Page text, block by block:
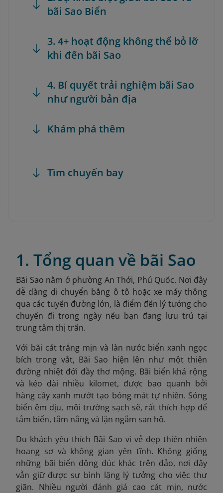
bãi Sao Biển
3. 4+ hoạt động không thể bỏ lỡ
khi đến bãi Sao
4. Bí quyết trải nghiệm bãi Sao
như người bản địa
Khám phá thêm
Tìm chuyến bay
1. Tổng quan về bãi Sao
Bãi Sao nằm ở phường An Thới, Phú Quốc. Nơi đây
dễ dàng di chuyển bằng ô tô hoặc xe máy thông
qua các tuyến đường lớn, là điểm đến lý tưởng cho
chuyến đi trong ngày nếu bạn đang lưu trú tại
trung tâm thị trấn.
Với bãi cát trắng mịn và làn nước biển xanh ngọc
bích trong vắt, Bãi Sao hiện lên như một thiên
đường nhiệt đới đầy thơ mộng. Bãi biển khá rộng
và kéo dài nhiều kilomet, được bao quanh bởi
hàng cây xanh mướt tạo bóng mát tự nhiên. Sóng
biển êm dịu, môi trường sạch sẽ, rất thích hợp để
tắm biển, tắm nắng và lặn ngắm san hô.
Du khách yêu thích Bãi Sao vì vẻ đẹp thiên nhiên
hoang sơ và không gian yên tĩnh. Không giống
những bãi biển đông đúc khác trên đảo, nơi đây
vẫn giữ được sự bình lặng lý tưởng cho việc thư
giãn. Nhiều người đánh giá cao cát mịn, nước